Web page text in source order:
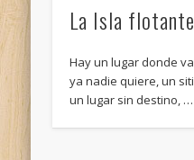
La Isla
Hay un lugar donde
ya nadie quiere, un
un lugar sin destino, …